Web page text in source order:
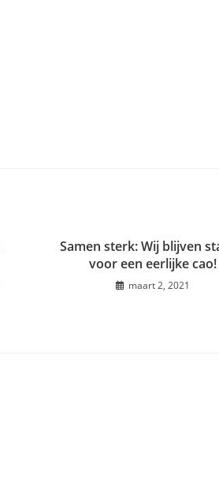
Samen sterk: Wij blijven
voor een eerlijke cao!
maart 2, 2021